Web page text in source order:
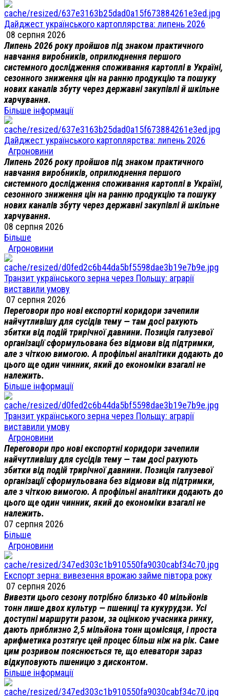
Дайджест українського картоплярства: липень 2026
08 серпня 2026
Липень 2026 року пройшов під знаком практичного
навчання виробників, оприлюднення першого
системного дослідження споживання картоплі в Україні,
сезонного зниження цін на ранню продукцію та пошуку
нових каналів збуту через державні закупівлі й шкільне
харчування.
Більше інформації
Дайджест українського картоплярства: липень 2026
Агроновини
Липень 2026 року пройшов під знаком практичного
навчання виробників, оприлюднення першого
системного дослідження споживання картоплі в Україні,
сезонного зниження цін на ранню продукцію та пошуку
нових каналів збуту через державні закупівлі й шкільне
харчування.
08 серпня 2026
Більше
Агроновини
Транзит українського зерна через Польщу: аграрії
виставили умову
07 серпня 2026
Переговори про нові експортні коридори зачепили
найчутливішу для сусідів тему — там досі рахують
збитки від подій трирічної давнини. Позиція галузевої
організації сформульована без відмови від підтримки,
але з чіткою вимогою. А профільні аналітики додають до
цього ще один чинник, який до економіки взагалі не
належить.
Більше інформації
Транзит українського зерна через Польщу: аграрії
виставили умову
Агроновини
Переговори про нові експортні коридори зачепили
найчутливішу для сусідів тему — там досі рахують
збитки від подій трирічної давнини. Позиція галузевої
організації сформульована без відмови від підтримки,
але з чіткою вимогою. А профільні аналітики додають до
цього ще один чинник, який до економіки взагалі не
належить.
07 серпня 2026
Більше
Агроновини
Експорт зерна: вивезення врожаю займе півтора року
07 серпня 2026
Вивезти цього сезону потрібно близько 40 мільйонів
тонн лише двох культур — пшениці та кукурудзи. Усі
доступні маршрути разом, за оцінкою учасника ринку,
дають приблизно 2,5 мільйона тонн щомісяця, і проста
арифметика розтягує цей процес більш ніж на рік. Саме
цим розривом пояснюється те, що елеватори зараз
відкуповують пшеницю з дисконтом.
Більше інформації